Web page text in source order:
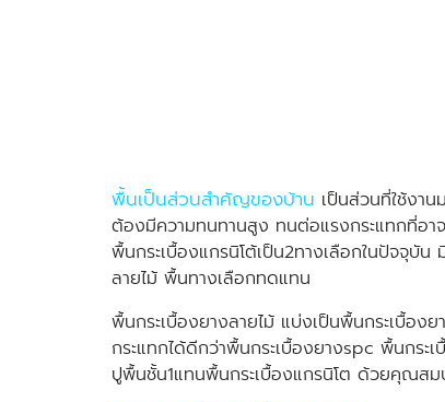
พื้นเป็นส่วนสำคัญของบ้าน เป็นส่วนที่ใช้งา
ต้องมีความทนทานสูง ทนต่อแรงกระแทกที่อา
พื้นกระเบื้องแกรนิโต้เป็น2ทางเลือกในปัจจุ
ลายไม้ พื้นทางเลือกทดแทน
พื้นกระเบื้องยางลายไม้ แบ่งเป็นพื้นกระเบื้อง
กระแทกได้ดีกว่าพื้นกระเบื้องยางspc พื้นกร
ปูพื้นชั้น1แทนพื้นกระเบื้องแกรนิโต ด้วยคุณสม